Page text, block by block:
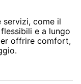
servizi, come il
e a lungo
offrire comfort,